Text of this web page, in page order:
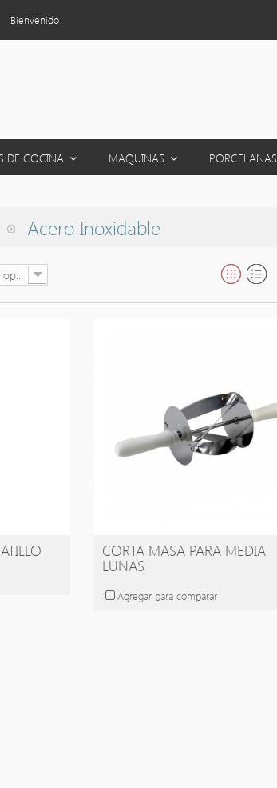
Bienvenido
DE COCINA MAQUINAS PORCELANAS
Acero Inoxidable
-- Seleccionar opción --
CORTA MASA PARA MEDIA
LUNAS
Agregar para comparar